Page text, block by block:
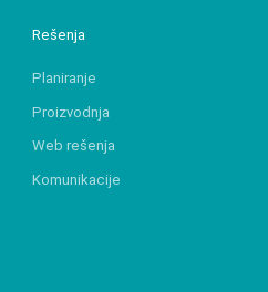
Rešenja
Planiranje
Proizvodnja
Web rešenja
Komunikacije